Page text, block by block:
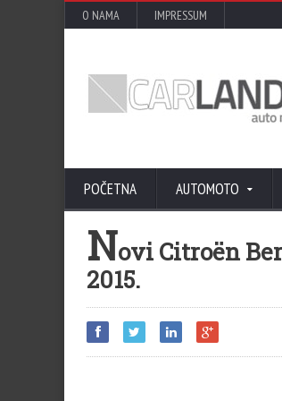
O NAMA IMPRESSUM
POČETNA AUTOMOTO
Novi Citroën
2015.